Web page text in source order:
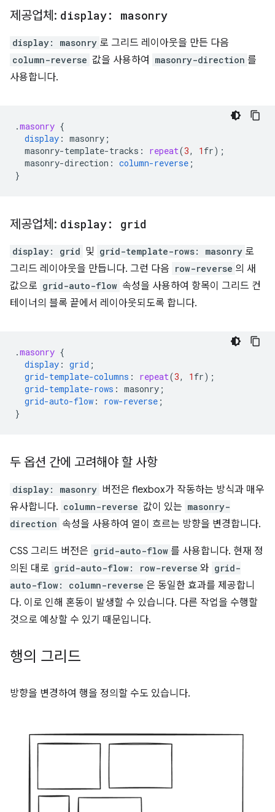
제공업체: display: masonry
display: masonry 로 그리드 레이아웃을 만든 다음
column-reverse 값을 사용하여 masonry-direction 를
사용합니다.
.masonry {
display : masonry ;
masonry-template-tracks : repeat(3, 1 fr);
masonry-direction : column-reverse ;
}
제공업체: display: grid
display: grid 및 grid-template-rows: masonry 로
그리드 레이아웃을 만듭니다. 그런 다음 row-reverse 의 새
값으로 grid-auto-flow 속성을 사용하여 항목이 그리드 컨
테이너의 블록 끝에서 레이아웃되도록 합니다.
.masonry {
display : grid ;
grid-template-columns : repeat(3, 1 fr);
grid-template-rows : masonry ;
grid-auto-flow : row-reverse ;
}
두 옵션 간에 고려해야 할 사항
display: masonry 버전은 flexbox가 작동하는 방식과 매우
유사합니다. column-reverse 값이 있는 masonry-
direction 속성을 사용하여 열이 흐르는 방향을 변경합니다.
CSS 그리드 버전은 grid-auto-flow 를 사용합니다. 현재 정
의된 대로 grid-auto-flow: row-reverse 와 grid-
auto-flow: column-reverse 은 동일한 효과를 제공합니
다. 이로 인해 혼동이 발생할 수 있습니다. 다른 작업을 수행할
것으로 예상할 수 있기 때문입니다.
행의 그리드
방향을 변경하여 행을 정의할 수도 있습니다.